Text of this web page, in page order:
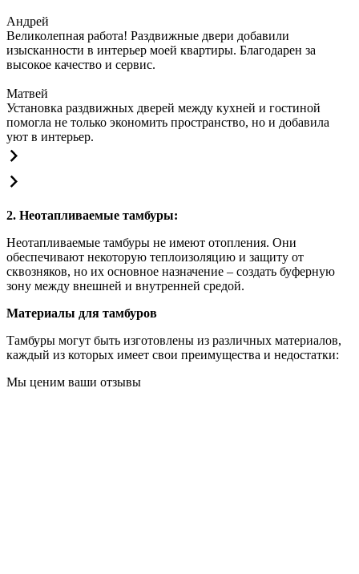
Андрей
Великолепная работа! Раздвижные двери добавили
изысканности в интерьер моей квартиры. Благодарен за
высокое качество и сервис.
Матвей
Установка раздвижных дверей между кухней и гостиной
помогла не только экономить пространство, но и добавила
уют в интерьер.
2. Неотапливаемые тамбуры:
Неотапливаемые тамбуры не имеют отопления. Они
обеспечивают некоторую теплоизоляцию и защиту от
сквозняков, но их основное назначение – создать буферную
зону между внешней и внутренней средой.
Материалы для тамбуров
Тамбуры могут быть изготовлены из различных материалов,
каждый из которых имеет свои преимущества и недостатки:
Мы ценим ваши отзывы